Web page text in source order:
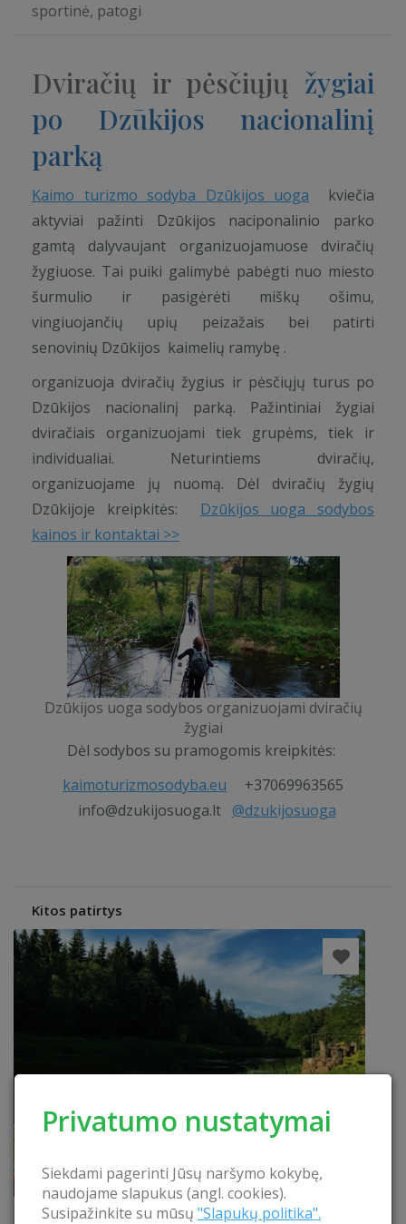
Privatumo nustatymai
Siekdami pagerinti Jūsų naršymo kokybę,
naudojame slapukus (angl. cookies).
Susipažinkite su mūsų "Slapukų politika".
sportinė, patogi
Dviračių ir pėsčiųjų žygiai
po Dzūkijos nacionalinį
parką
Kaimo turizmo sodyba Dzūkijos uoga kviečia
aktyviai pažinti Dzūkijos naciponalinio parko
gamtą dalyvaujant organizuojamuose dviračių
žygiuose. Tai puiki galimybė pabėgti nuo miesto
šurmulio ir pasigėrėti miškų ošimu,
vingiuojančių upių peizažais bei patirti
senovinių Dzūkijos kaimelių ramybę .
organizuoja dviračių žygius ir pėsčiųjų turus po
Dzūkijos nacionalinį parką. Pažintiniai žygiai
dviračiais organizuojami tiek grupėms, tiek ir
individualiai. Neturintiems dviračių,
organizuojame jų nuomą. Dėl dviračių žygių
Dzūkijoje kreipkitės: Dzūkijos uoga sodybos
kainos ir kontaktai >>
Dzūkijos uoga sodybos organizuojami dviračių
žygiai
Dėl sodybos su pramogomis kreipkitės:
kaimoturizmosodyba.eu +37069963565
info@dzukijosuoga.lt
@dzukijosuoga
Kitos patirtys
Baidarių nuoma Dubysoje